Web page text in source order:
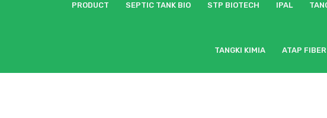
PRODUCT SEPTIC TANK BIO STP BIOTECH IPAL
TANGKI KIMIA ATAP FIBER